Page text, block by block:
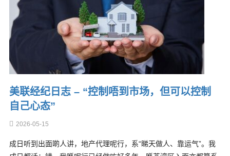
美联经纪日志 – “控制唔到市场，但可以控制
自己心态”
2026-05-15
成日听到出面啲人讲，地产代理呢行，系“睇天做人、靠运气”。我